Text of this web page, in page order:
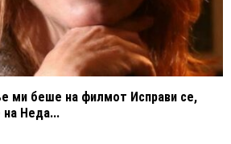
ми беше на филмот Исправи се,
Неда...